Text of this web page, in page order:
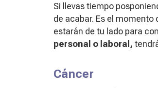
Si llevas tiempo
de acabar. Es el
estarán de tu lado para
personal o laboral,
Cáncer